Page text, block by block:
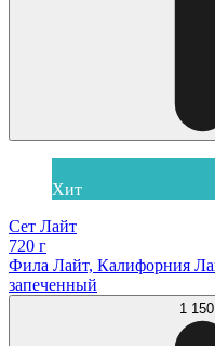
Хит
Сет Лайт
720 г
Фила Лайт, Калифорния
запеченный
1